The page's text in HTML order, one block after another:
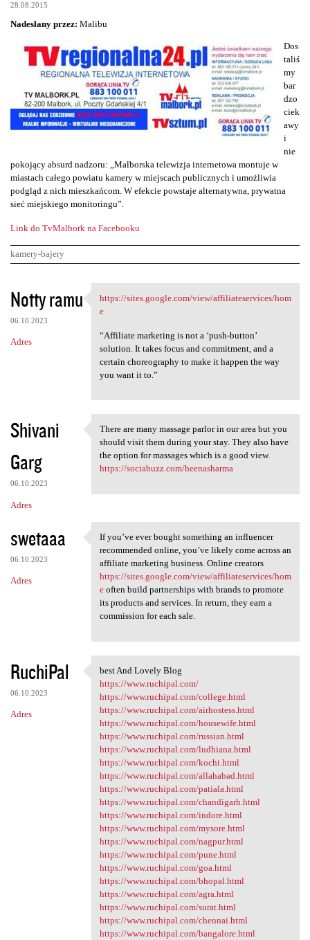
28.08.2015
Nadesłany przez: Malibu
Dos
taliś
my
bar
dzo
ciek
awy
i
nie
pokojący absurd nadzoru: „Malborska telewizja internetowa montuje w
miastach całego powiatu kamery w miejscach publicznych i umożliwia
podgląd z nich mieszkańcom. W efekcie powstaje alternatywna, prywatna
sieć miejskiego monitoringu”.
Link do TvMalbork na Facebooku
kamery-bajery
K
o
m
e
r
e
Notty ramu
06.10.2023
Adres
https://sites.google.com/view
https://sites.google.com/view/affiliateservices/hom
e
“Affiliate marketing is not a ‘push-button’
solution. It takes focus and commitment, and a
certain choreography to make it happen the way
you want it to.”
Shivani
Garg
06.10.2023
Adres
There are many massage parlor
There are many massage parlor in our area but you
should visit them during your stay. They also have
the option for massages which is a good view.
https://sociabuzz.com/heenasharma
swetaaa
06.10.2023
Adres
If you’ve ever bought
If you’ve ever bought something an influencer
recommended online, you’ve likely come across an
affiliate marketing business. Online creators
https://sites.google.com/view/affiliateservices/hom
eoften build partnerships with brands to promote
its products and services. In return, they earn a
commission for each sale.
RuchiPal
06.10.2023
Adres
best And Lovely Blog
best And Lovely Blog
https://www.ruchipal.com/
https://www.ruchipal.com/college.html
https://www.ruchipal.com/airhostess.html
https://www.ruchipal.com/housewife.html
https://www.ruchipal.com/russian.html
https://www.ruchipal.com/ludhiana.html
https://www.ruchipal.com/kochi.html
https://www.ruchipal.com/allahabad.html
https://www.ruchipal.com/patiala.html
https://www.ruchipal.com/chandigarh.html
https://www.ruchipal.com/indore.html
https://www.ruchipal.com/mysore.html
https://www.ruchipal.com/nagpur.html
https://www.ruchipal.com/pune.html
https://www.ruchipal.com/goa.html
https://www.ruchipal.com/bhopal.html
https://www.ruchipal.com/agra.html
https://www.ruchipal.com/surat.html
https://www.ruchipal.com/chennai.html
https://www.ruchipal.com/bangalore.html